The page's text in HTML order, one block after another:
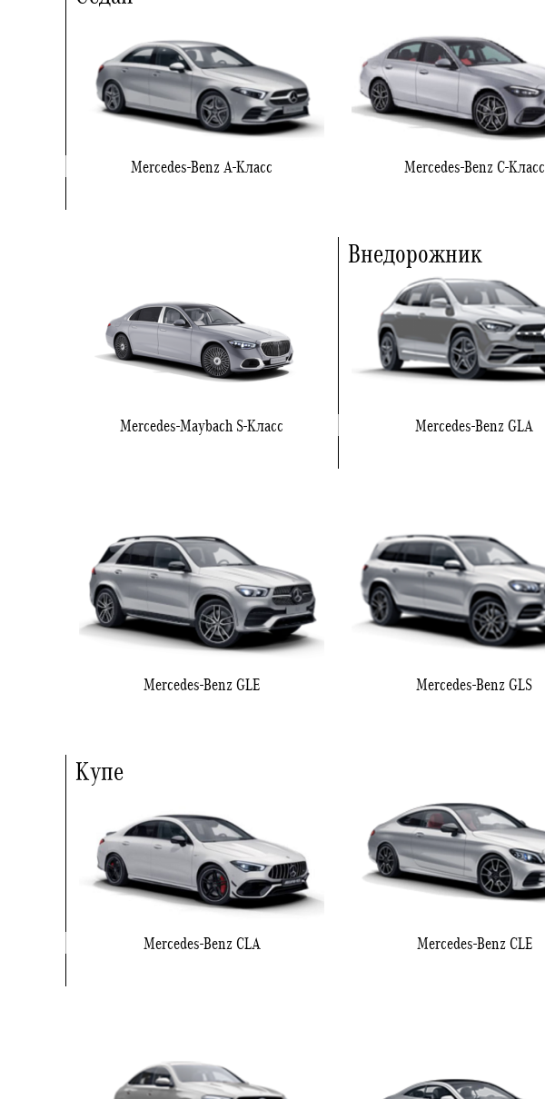
Mercedes-Benz А-Класс Mercedes-Benz C-Класс
Mercedes-Maybach S-Класс
Внедорожник
Mercedes-Benz GLA
Mercedes-Benz GLE Mercedes-Benz GLS
Купе
Mercedes-Benz CLA Mercedes-Benz CLE